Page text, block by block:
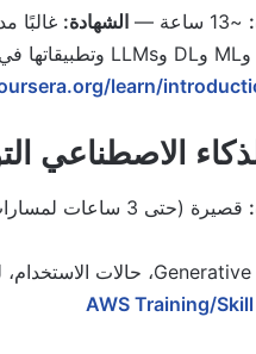
~13 ساعة — الشهادة: غالبًا
learn/
قصيرة (حتى 3 ساعات لمسارات تعريفية) —
AWS Training/